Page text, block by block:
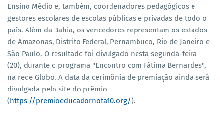
Ensino Médio e, também, coordenadores pedagógicos e
gestores escolares de escolas públicas e privadas de todo o
país. Além da Bahia, os vencedores representam os estados
de Amazonas, Distrito Federal, Pernambuco, Rio de Janeiro e
São Paulo. O resultado foi divulgado nesta segunda-feira
(20), durante o programa "Encontro com Fátima Bernardes",
na rede Globo. A data da cerimônia de premiação ainda será
divulgada pelo site do prêmio
(https://premioeducadornota10.org/).